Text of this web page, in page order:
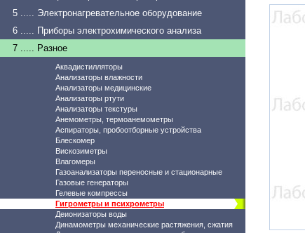
5 ..... Электронагревательное оборудование
6 ..... Приборы электрохимического анализа
7 ..... Разное
Аквадистилляторы
Анализаторы влажности
Анализаторы медицинские
Анализаторы ртути
Анализаторы текстуры
Анемометры, термоанемометры
Аспираторы, пробоотборные устройства
Блескомер
Вискозиметры
Влагомеры
Газоанализаторы переносные и стационарные
Газовые генераторы
Гелевые компрессы
Гигрометры и психрометры
Деионизаторы воды
Динамометры механические растяжения, сжатия